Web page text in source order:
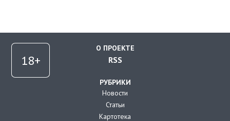
О ПРОЕКТЕ
RSS
РУБРИКИ
Новости
Статьи
Картотека